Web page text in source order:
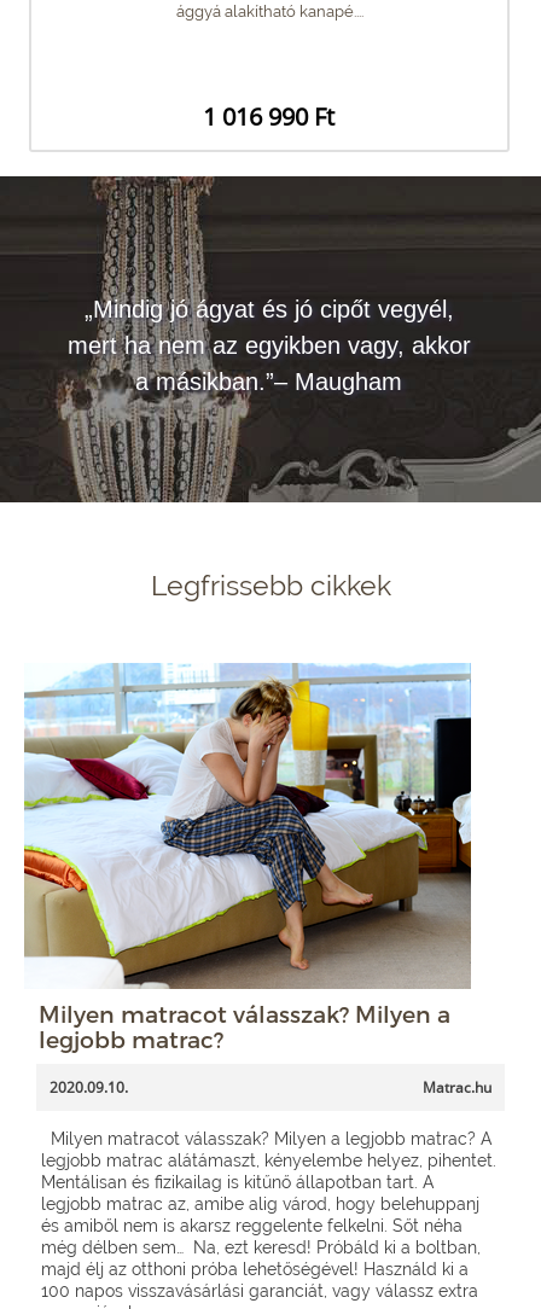
ággyá alakítható kanapé....
1 016 990 Ft
„Mindig jó ágyat és jó cipőt vegyél,
mert ha nem az egyikben vagy, akkor
a másikban.”– Maugham
Legfrissebb cikkek
Milyen matracot válasszak? Milyen a
legjobb matrac?
2020.09.10. Matrac.hu
Milyen matracot válasszak? Milyen a legjobb matrac? A
legjobb matrac alátámaszt, kényelembe helyez, pihentet.
Mentálisan és fizikailag is kitűnő állapotban tart. A
legjobb matrac az, amibe alig várod, hogy belehuppanj
és amiből nem is akarsz reggelente felkelni. Sőt néha
még délben sem… Na, ezt keresd! Próbáld ki a boltban,
majd élj az otthoni próba lehetőségével! Használd ki a
100 napos visszavásárlási garanciát, vagy válassz extra